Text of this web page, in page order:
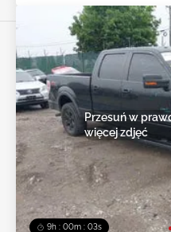
9h : 00m : 01s
Przesuń w
więcej zdjęć